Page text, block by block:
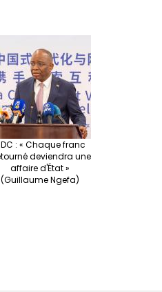
: « Chaque franc
deviendra une
affaire d'État »
(Guillaume Ngefa)